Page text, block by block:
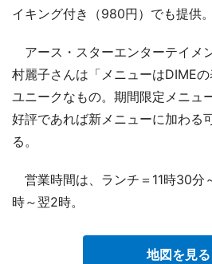
イキング付き（980円）でも提供。
アース・スターエンターテイメ
村麗子さんは「メニューはDIME
ユニークなもの。期間限定メニュ
好評であれば新メニューに加わる
る。
営業時間は、ランチ＝11時30分
時～翌2時。
地図を見る